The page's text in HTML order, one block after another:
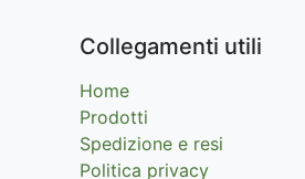
Collegamenti utili
Home
Prodotti
Spedizione e resi
Politica privacy